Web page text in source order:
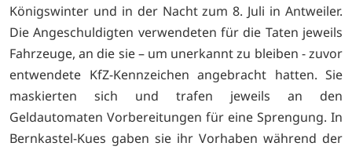
Königswinter und in der Nacht zum 8. Juli in Antweiler.
Die Angeschuldigten verwendeten für die Taten jeweils
Fahrzeuge, an die sie – um unerkannt zu bleiben - zuvor
entwendete KfZ-Kennzeichen angebracht hatten. Sie
maskierten sich und trafen jeweils an den
Geldautomaten Vorbereitungen für eine Sprengung. In
Bernkastel-Kues gaben sie ihr Vorhaben während der